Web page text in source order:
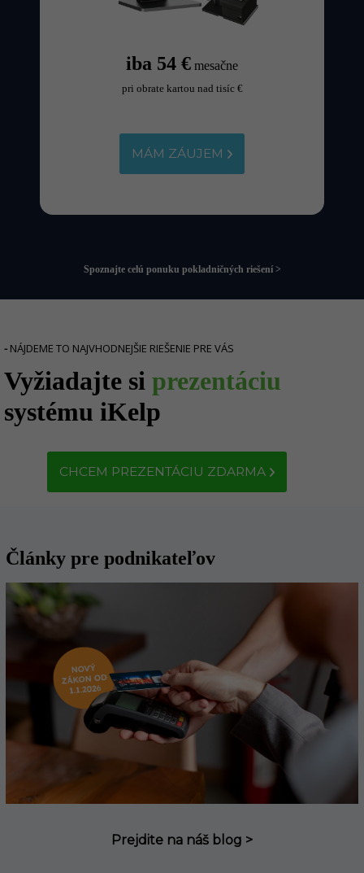
iba 54 € mesačne
pri obrate kartou nad tisíc €
MÁM ZÁUJEM
Spoznajte celú ponuku pokladničných riešení >
- NÁJDEME TO NAJVHODNEJŠIE RIEŠENIE PRE VÁS
Vyžiadajte si prezentáciu
systému iKelp
CHCEM PREZENTÁCIU ZDARMA
Články pre podnikateľov
Prejdite na náš blog >